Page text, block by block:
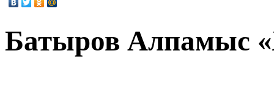
Батыров Алпамыс